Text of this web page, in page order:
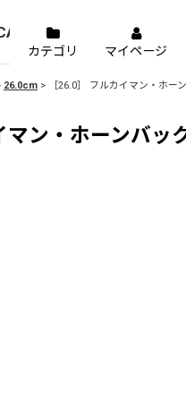
カテゴリ マイページ
26.0cm > ［26.0］ フルカイマン・ホー
マン・ホーンバ